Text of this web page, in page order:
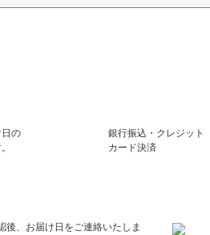
の
銀行振込・クレジット
カード決済
後、お届け日をご連絡いたしま